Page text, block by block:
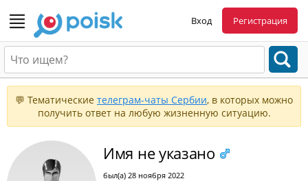
Вход Регистрация
💬 Тематические телеграм-чаты Сербии, в которых можно
получить ответ на любую жизненную ситуацию.
Имя не указано
был(а) 28 ноября 2022